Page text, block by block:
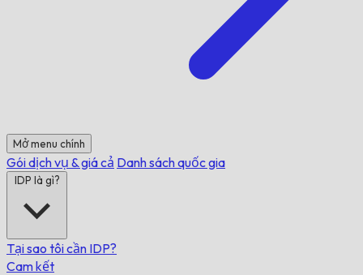
Mở menu chính
Gói dịch vụ & giá cả Danh sách quốc gia
IDP là gì?
Tại sao tôi cần IDP?
Cam kết